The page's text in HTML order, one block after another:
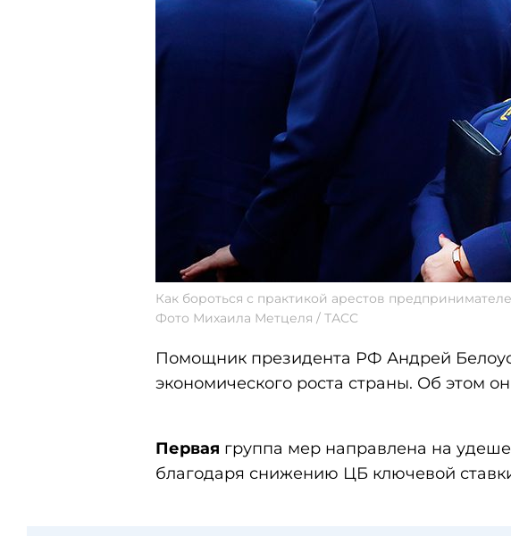
Как бороться с практикой арестов
Фото Михаила Метцеля / ТАСС
Помощник президента РФ Андрей
экономического роста страны. Об этом он
Первая группа мер направлена на
благодаря снижению ЦБ ключевой